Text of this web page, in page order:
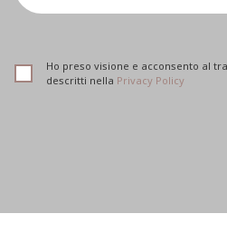
Ho preso visione e acconsento al
descritti nella Privacy Policy